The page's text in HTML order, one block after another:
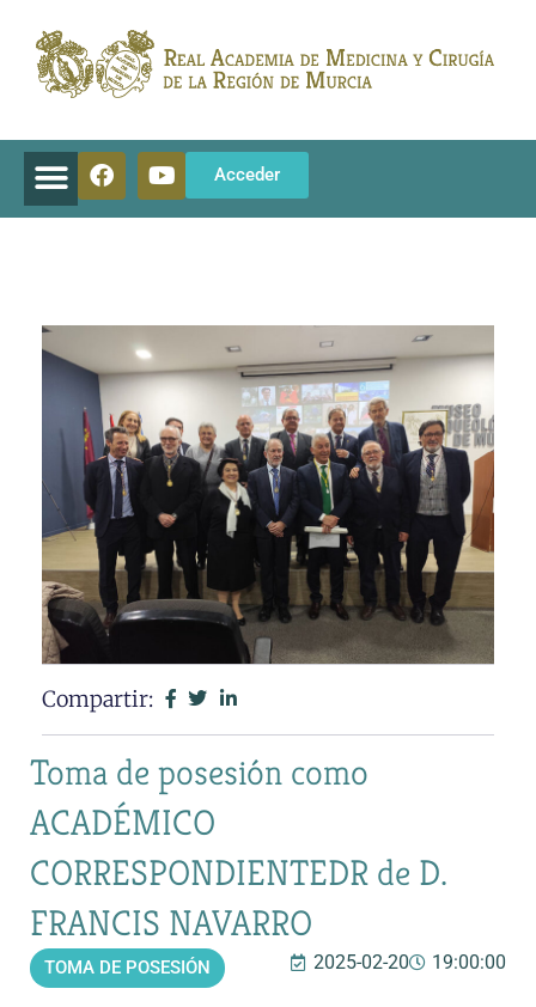
Acceder
Compartir:
Toma de posesión como
ACADÉMICO
CORRESPONDIENTEDR de D.
FRANCIS NAVARRO
TOMA DE POSESIÓN 2025-02-20 19:00:00